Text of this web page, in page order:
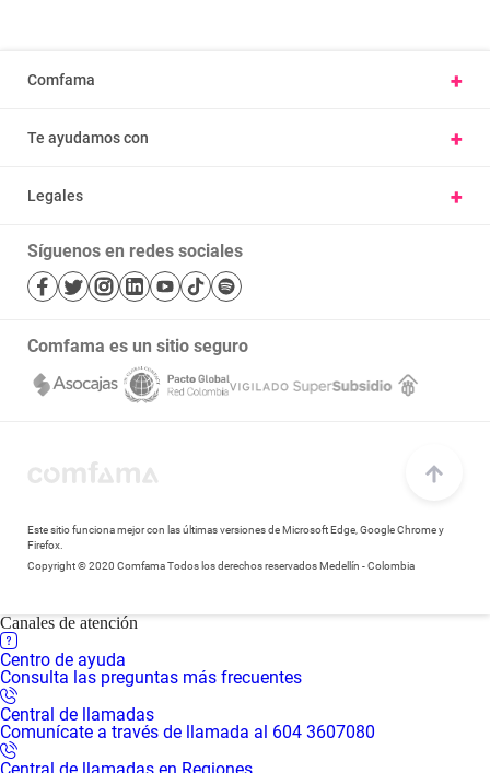
Comfama +
Presentar una petición u observación
Trabaje con nosotros
Te ayudamos con +
Parques
Salud
Bibliotecas
Legales +
Términos y condiciones
Mapa de sitio
Síguenos en redes sociales
Comfama es un sitio seguro
Este sitio funciona mejor con las últimas versiones de Microsoft Edge, Google Chrome y
Firefox.
Copyright © 2020 Comfama Todos los derechos reservados Medellín - Colombia
Canales de atención
Centro de ayuda
Consulta las preguntas más frecuentes
Central de llamadas
Comunícate a través de llamada al 604 3607080